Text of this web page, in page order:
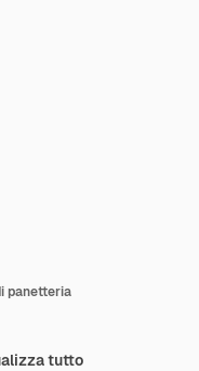
panetteria
tutto